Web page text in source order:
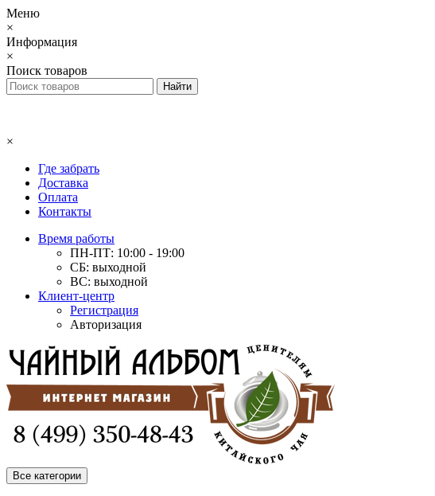
Меню
×
Информация
×
Поиск товаров
×
Где забрать
Доставка
Оплата
Контакты
Время работы
ПН-ПТ: 10:00 - 19:00
СБ: выходной
ВС: выходной
Клиент-центр
Регистрация
Авторизация
Все категории